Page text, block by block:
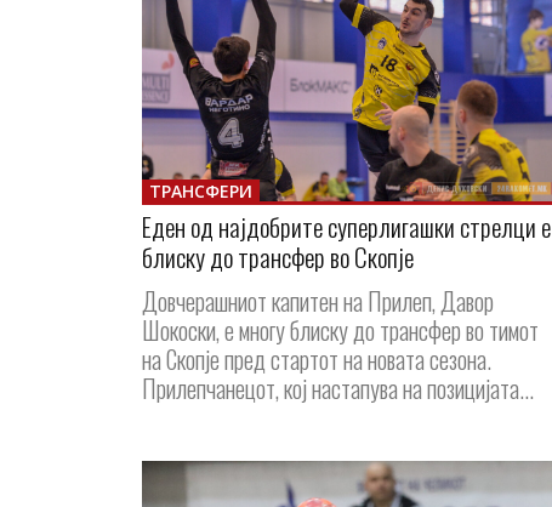
ТРАНСФЕРИ
Еден од најдобрите суперлигашки стрелци е
блиску до трансфер во Скопје
Довчерашниот капитен на Прилеп, Давор
Шокоски, е многу блиску до трансфер во тимот
на Скопје пред стартот на новата сезона.
Прилепчанецот, кој настапува на позицијата...